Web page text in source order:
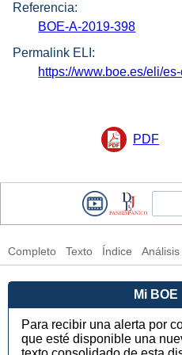
Referencia:
BOE-A-2019-398
Permalink ELI:
https://www.boe.es/eli/
PDF
Completo Texto Índice Análisis
Mi BOE
Para recibir una alerta por
que esté disponible una